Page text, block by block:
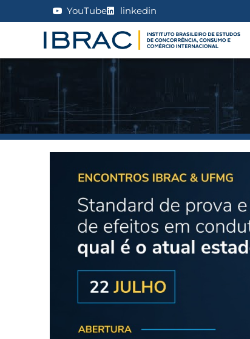
YouTube linkedin